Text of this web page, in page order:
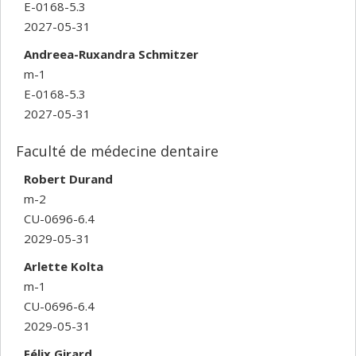
E-0168-5.3
2027-05-31
Andreea-Ruxandra Schmitzer
m-1
E-0168-5.3
2027-05-31
Faculté de médecine dentaire
Robert Durand
m-2
CU-0696-6.4
2029-05-31
Arlette Kolta
m-1
CU-0696-6.4
2029-05-31